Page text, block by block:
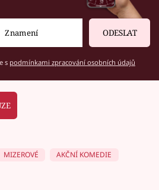
ODESLAT
s podmínkami zpracování osobních údajů
MIZEROVÉ
AKČNÍ KOMEDIE